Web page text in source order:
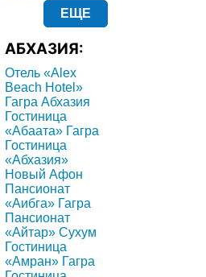
ЕЩЕ
АБХАЗИЯ:
Отель «Alex
Beach Hotel»
Гагра Абхазия
Гостиница
«Абаата» Гагра
Гостиница
«Абхазия»
Новый Афон
Пансионат
«Аибга» Гагра
Пансионат
«Айтар» Сухум
Гостиница
«Амран» Гагра